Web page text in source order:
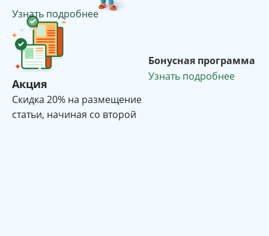
Узнать подробнее
Акция
Cкидка 20% на размещение
статьи, начиная со второй
Бонусная программа
Узнать подробнее